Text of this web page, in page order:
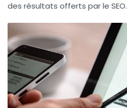
des résultats offerts par le SEO.